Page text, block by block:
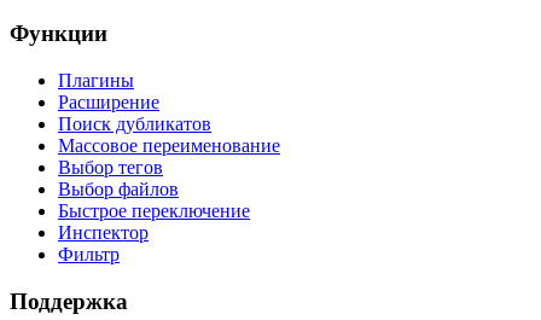
Функции
Плагины
Расширение
Поиск дубликатов
Массовое переименование
Выбор тегов
Выбор файлов
Быстрое переключение
Инспектор
Фильтр
Поддержка